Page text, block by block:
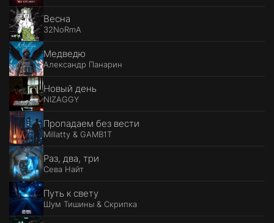
Весна
32NoRmA
Медведю
Александр Панарин
Новый день
NIZAGGY
Пропадаем без вести
Millatty & GAMB1T
Раз, два, три
Сева Найт
Путь к свету
Шум Тишины & Скрипка